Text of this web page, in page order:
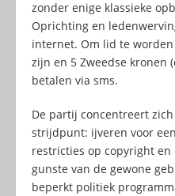
zonder enige klassieke
Oprichting en
internet. Om lid te
zijn en 5 Zweedse kronen
betalen via sms.
De partij concentreert
strijdpunt: ijveren voor
restricties op copyright
gunste van de gewone
beperkt politiek